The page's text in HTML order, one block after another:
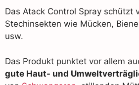
Das Atack Control Spray schützt
Stechinsekten wie Mücken,
usw.
Das Produkt punktet vor allem
gute Haut- und